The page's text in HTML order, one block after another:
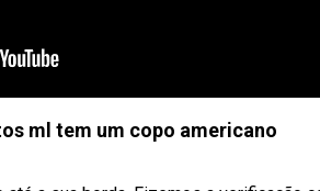
ml tem um copo americano